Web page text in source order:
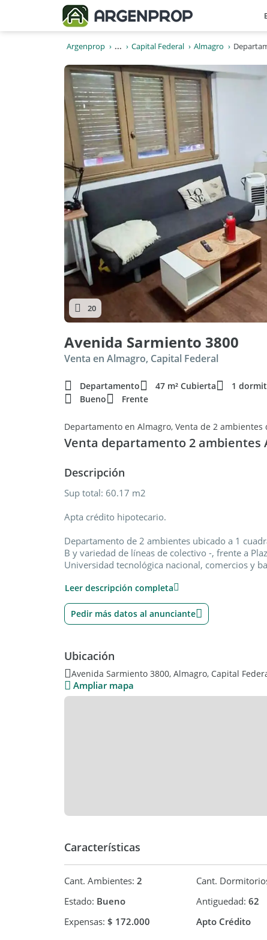
Argenprop ... Capital Federal Almagro
20
Avenida Sarmiento 3800
Venta en Almagro, Capital Federal
Departamento 47 m² Cubierta 1
Bueno
Frente
Departamento en Almagro, Venta de 2 ambientes
Venta departamento 2 ambientes
Descripción
Sup total: 60.17 m2
Apta crédito hipotecario.
Departamento de 2 ambientes ubicado a 1
B y variedad de líneas de colectivo -, frente a
Universidad tecnológica nacional, comercios y
Planta b aja al frente.
Amplio iving comedor.
Cocina con mueble bajo mesada y despensero,
Lavadero independiente.
situaciones deberán ser confirmadas por la
Las fotos no son vinculantes ni contractuales.
Leer descripción completa
Pedir más datos al anunciante
Ubicación
Avenida Sarmiento 3800, Almagro, Capital
Ampliar mapa
Características
Cant. Ambientes: 2 Cant.
Estado: Bueno Antiguedad: 62
Expensas: $ 172.000 Apto Crédito